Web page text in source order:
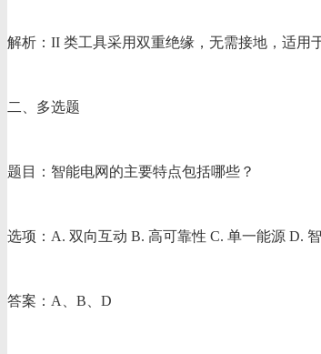
解析：II 类工具采用双重绝缘，无需接地，适用
二、多选题
题目：智能电网的主要特点包括哪些？
选项：A. 双向互动 B. 高可靠性 C. 单一能源 D.
答案：A、B、D